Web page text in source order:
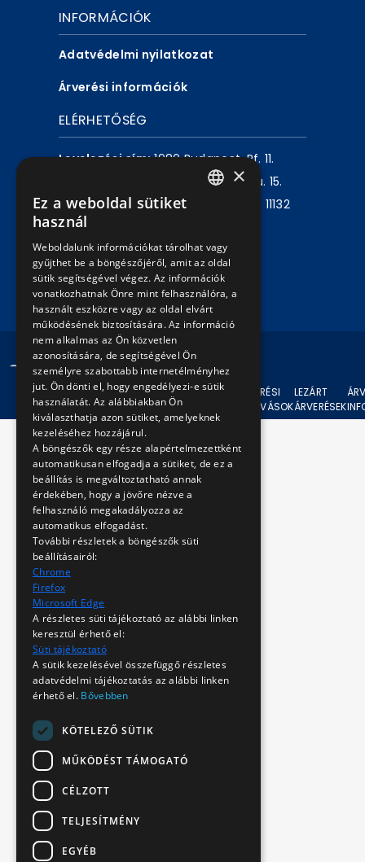
INFORMÁCIÓK
Adatvédelmi nyilatkozat
Árverési információk
ELÉRHETŐSÉG
Levelezési cím:1980 Budapest, Pf. 11.
1072 Budapest, Akácfa u. 15.
Központ telefon:+36 1 461 6500 / 11132
mellék
Írjon nekünk!
© 2024 BKV Minden jog fenntartva.
AKTUÁLIS
ÁRVERÉSI
FELHÍVÁSOK
LEZÁRT
ÁRVERÉSEK
×
Ez a weboldal sütiket
használ
Weboldalunk információkat tárolhat vagy
gyűjthet be a böngészőjéről, amit az oldal
sütik segítségével végez. Az információk
vonatkozhatnak Önre mint felhasználóra, a
használt eszközre vagy az oldal elvárt
működésének biztosítására. Az információ
nem alkalmas az Ön közvetlen
azonosítására, de segítségével Ön
személyre szabottabb internetélményhez
jut. Ön dönti el, hogy engedélyezi-e sütik
használatát. Az alábbiakban Ön
kiválaszthatja azon sütiket, amelyeknek
kezeléséhez hozzájárul.
A böngészők egy része alapértelmezettként
automatikusan elfogadja a sütiket, de ez a
beállítás is megváltoztatható annak
érdekében, hogy a jövőre nézve a
felhasználó megakadályozza az
automatikus elfogadást.
További részletek a böngészők süti
beállításairól:
Chrome
Firefox
Microsoft Edge
A részletes süti tájékoztató az alábbi linken
keresztül érhető el:
Süti tájékoztató
A sütik kezelésével összefüggő részletes
adatvédelmi tájékoztatás az alábbi linken
érhető el. Bővebben
KÖTELEZŐ SÜTIK
MŰKÖDÉST TÁMOGATÓ
CÉLZOTT
TELJESÍTMÉNY
EGYÉB